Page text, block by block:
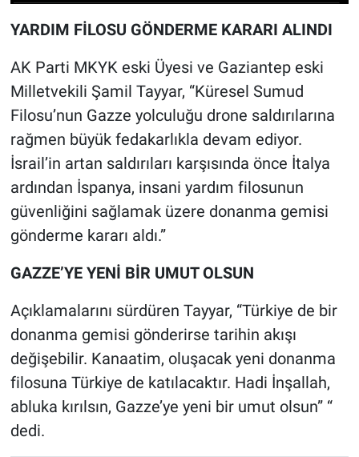
YARDIM FİLOSU GÖNDERME KARARI ALINDI
AK Parti MKYK eski Üyesi ve Gaziantep eski
Milletvekili Şamil Tayyar, “Küresel Sumud
Filosu’nun Gazze yolculuğu drone saldırılarına
rağmen büyük fedakarlıkla devam ediyor.
İsrail’in artan saldırıları karşısında önce İtalya
ardından İspanya, insani yardım filosunun
güvenliğini sağlamak üzere donanma gemisi
gönderme kararı aldı.”
GAZZE’YE YENİ BİR UMUT OLSUN
Açıklamalarını sürdüren Tayyar, “Türkiye de bir
donanma gemisi gönderirse tarihin akışı
değişebilir. Kanaatim, oluşacak yeni donanma
filosuna Türkiye de katılacaktır. Hadi İnşallah,
abluka kırılsın, Gazze’ye yeni bir umut olsun” “
dedi.